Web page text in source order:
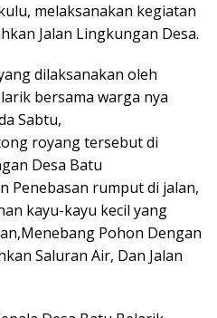
melaksanakan kegiatan
Jalan Lingkungan Desa.
dilaksanakan oleh
bersama warga nya
Sabtu,
royang tersebut di
Desa Batu
Penebasan rumput di jalan,
kayu-kayu kecil yang
Pohon Dengan
Saluran Air, Dan Jalan